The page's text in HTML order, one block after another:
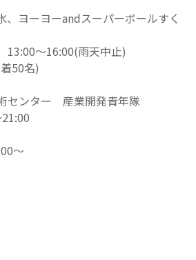
ヨーヨーandスーパーボールすく
13:00～16:00(雨天中止)
50名)
センター 産業開発青年隊
～